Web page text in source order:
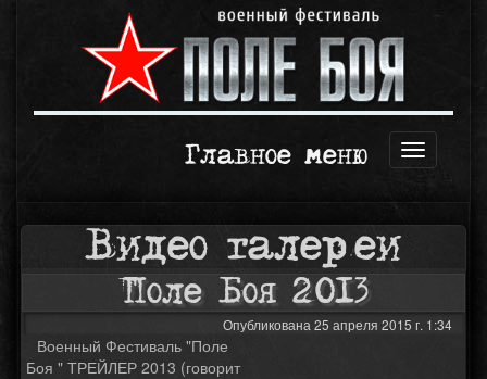
Открыть
Главное меню
Видео галереи
Поле Боя 2013
Опубликована 25 апреля 2015 г. 1:34
Военный Фестиваль "Поле
Боя " ТРЕЙЛЕР 2013 (говорит